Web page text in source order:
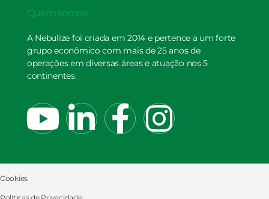
Quem somos
A Nebulize foi criada em 2014 e pertence a um forte
grupo econômico com mais de 25 anos de
operações em diversas áreas e atuação nos 5
continentes.
Cookies